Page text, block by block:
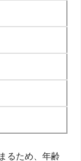
るため、年齢